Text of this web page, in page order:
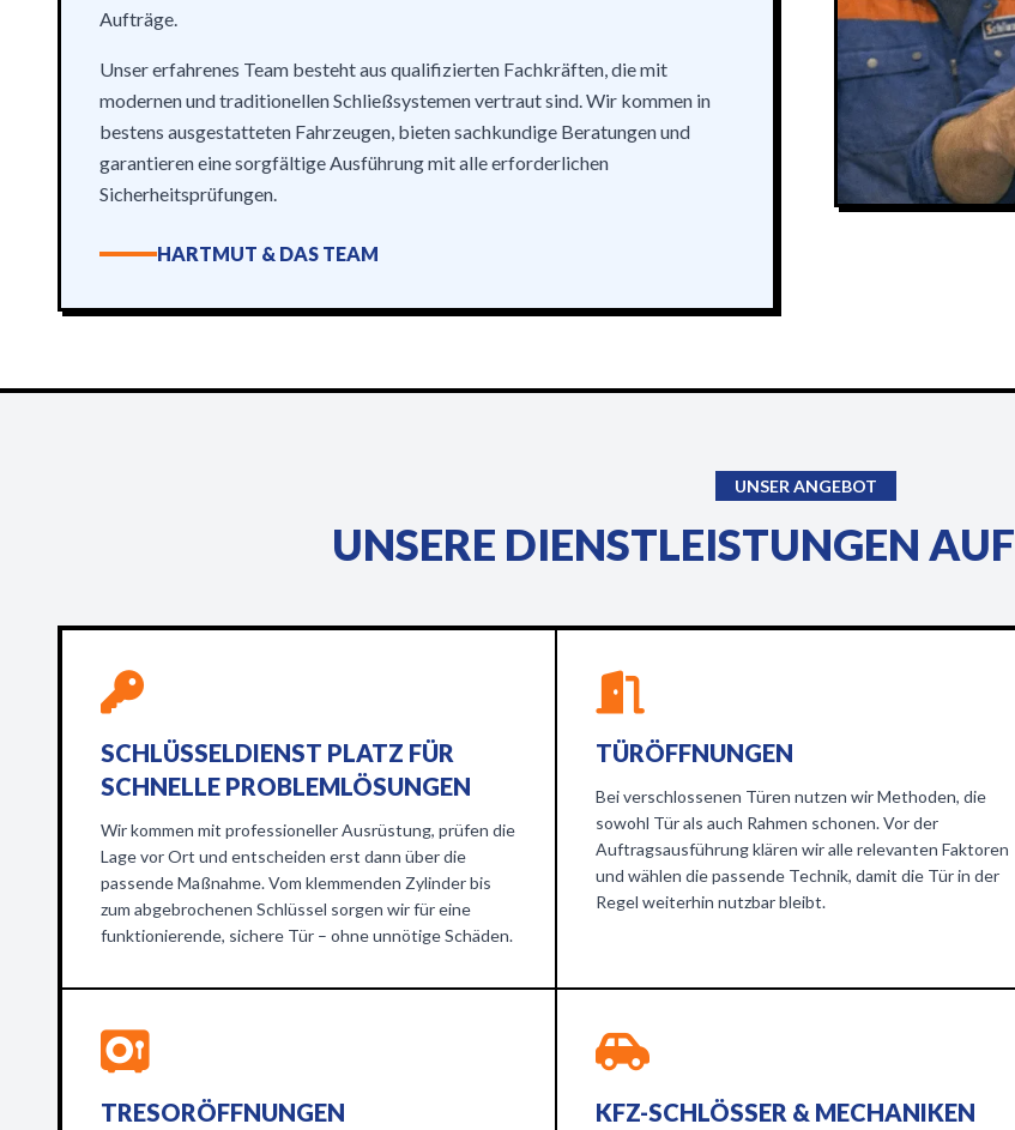
Aufträge.
Unser erfahrenes Team besteht aus qualifizierten Fachkräften, die mit
modernen und traditionellen Schließsystemen vertraut sind. Wir kommen in
bestens ausgestatteten Fahrzeugen, bieten sachkundige Beratungen und
garantieren eine sorgfältige Ausführung mit alle erforderlichen
Sicherheitsprüfungen.
HARTMUT & DAS TEAM
UNSER ANGEBOT
UNSERE DIENSTLEISTUNGEN
SCHLÜSSELDIENST PLATZ FÜR
SCHNELLE PROBLEMLÖSUNGEN
Wir kommen mit professioneller Ausrüstung, prüfen die
Lage vor Ort und entscheiden erst dann über die
passende Maßnahme. Vom klemmenden Zylinder bis
zum abgebrochenen Schlüssel sorgen wir für eine
funktionierende, sichere Tür – ohne unnötige Schäden.
TÜRÖFFNUNGEN
Bei verschlossenen Türen nutzen wir Methoden, die
sowohl Tür als auch Rahmen schonen. Vor der
Auftragsausführung klären wir alle relevanten Faktoren
und wählen die passende Technik, damit die Tür in der
Regel weiterhin nutzbar bleibt.
TRESORÖFFNUNGEN KFZ-SCHLÖSSER & MECHANIKEN